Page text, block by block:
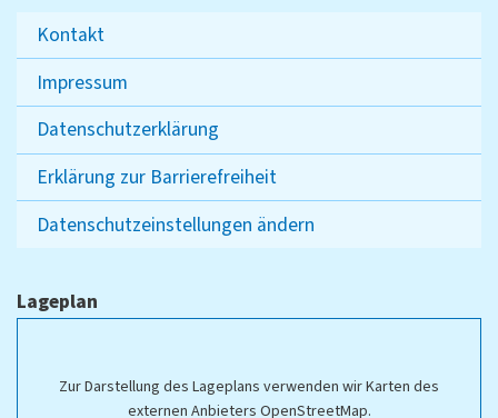
Kontakt
Impressum
Datenschutzerklärung
Erklärung zur Barrierefreiheit
Datenschutzeinstellungen ändern
Lageplan
Zur Darstellung des Lageplans verwenden wir Karten des
externen Anbieters OpenStreetMap.